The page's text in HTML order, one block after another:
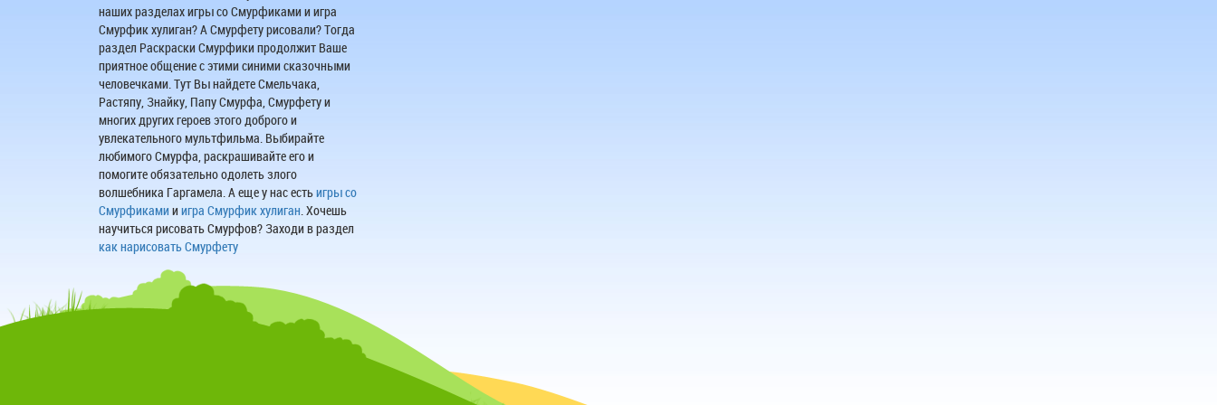
наших разделах игры со Смурфиками и игра
Смурфик хулиган? А Смурфету рисовали? Тогда
раздел Раскраски Смурфики продолжит Ваше
приятное общение с этими синими сказочными
человечками. Тут Вы найдете Смельчака,
Растяпу, Знайку, Папу Смурфа, Смурфету и
многих других героев этого доброго и
увлекательного мультфильма. Выбирайте
любимого Смурфа, раскрашивайте его и
помогите обязательно одолеть злого
волшебника Гаргамела. А еще у нас естьигры со
Смурфиками и игра Смурфик хулиган . Хочешь
научиться рисовать Смурфов? Заходи в раздел
как нарисовать Смурфету